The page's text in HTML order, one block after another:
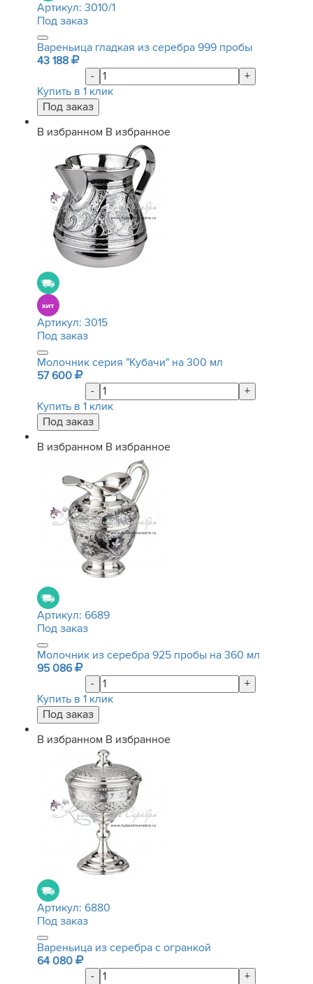
Артикул: 3010/1
Под заказ
Вареньица гладкая из серебра 999 пробы
43 188
-
+
Купить в 1 клик
В избранном В избранное
Артикул: 3015
Под заказ
Молочник серия "Кубачи" на 300 мл
57 600
-
+
Купить в 1 клик
В избранном В избранное
Артикул: 6689
Под заказ
Молочник из серебра 925 пробы на 360 мл
95 086
-
+
Купить в 1 клик
В избранном В избранное
Артикул: 6880
Под заказ
Вареньица из серебра с огранкой
64 080
-
+